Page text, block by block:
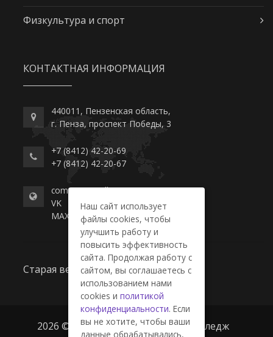
Физкультура и спорт
КОНТАКТНАЯ ИНФОРМАЦИЯ
440011, Пензенская область,
г. Пенза, проспект Победы, 3
+7 (8412) 42-20-69
+7 (8412) 42-20-67
commerce-college.ru
VK
MAX
Старая версия сайта
2026 © ГАПОУ ПО "Пензенский колледж
Наш сайт использует
файлы cookies, чтобы
улучшить работу и
повысить эффективность
сайта. Продолжая работу с
сайтом, вы соглашаетесь с
использованием нами
cookies и политикой
конфиденциальности. Если
вы не хотите, чтобы ваши
данные обрабатывались,